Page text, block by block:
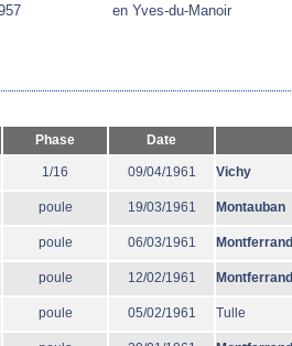
en Yves-du-Manoir
Phase Date
1/16 09/04/1961 Vichy
poule 19/03/1961 Montauban
poule 06/03/1961 Montferrand
poule 12/02/1961 Montferrand
poule 05/02/1961 Tulle